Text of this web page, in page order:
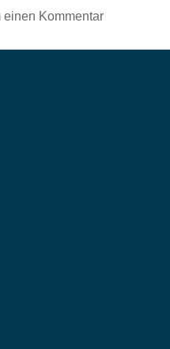
Kommentar